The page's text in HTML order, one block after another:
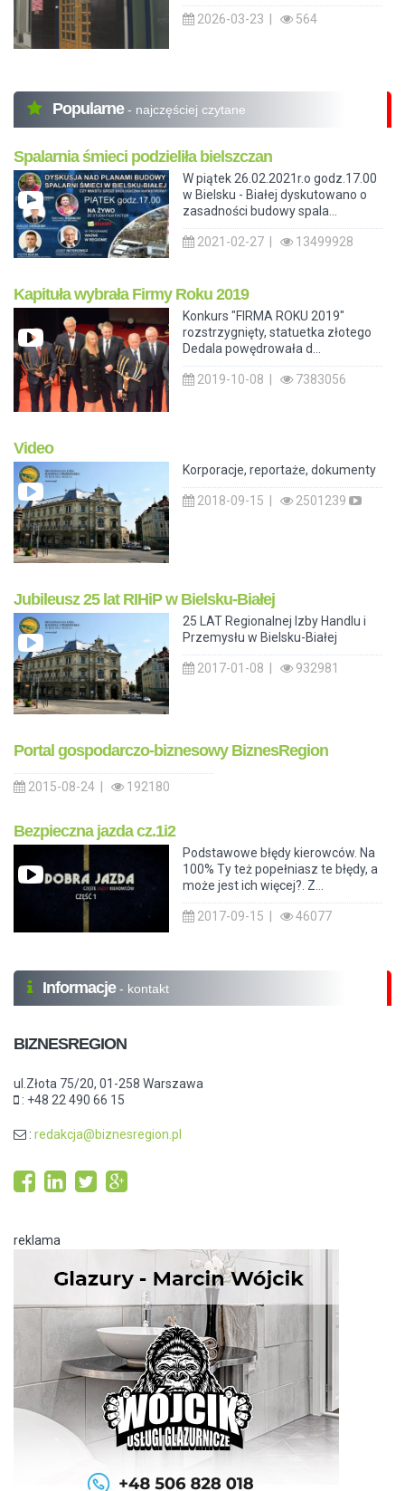
2026-03-23 | 564
Popularne - najczęściej czytane
Spalarnia śmieci podzieliła bielszczan
W piątek 26.02.2021r.o godz.17.00
w Bielsku - Białej dyskutowano o
zasadności budowy spala...
2021-02-27 | 13499928
Kapituła wybrała Firmy Roku 2019
Konkurs "FIRMA ROKU 2019"
rozstrzygnięty, statuetka złotego
Dedala powędrowała d...
2019-10-08 | 7383056
Video
Korporacje, reportaże, dokumenty
2018-09-15 | 2501239
Jubileusz 25 lat RIHiP w Bielsku-Białej
25 LAT Regionalnej Izby Handlu i
Przemysłu w Bielsku-Białej
2017-01-08 | 932981
Portal gospodarczo-biznesowy BiznesRegion
2015-08-24 | 192180
Bezpieczna jazda cz.1i2
Podstawowe błędy kierowców. Na
100% Ty też popełniasz te błędy, a
może jest ich więcej?. Z...
2017-09-15 | 46077
Informacje - kontakt
BIZNESREGION
ul.Złota 75/20, 01-258 Warszawa
: +48 22 490 66 15
: redakcja@biznesregion.pl
reklama